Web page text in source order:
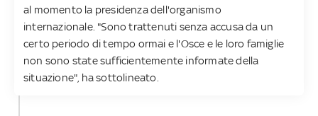
al momento la presidenza dell'organismo
internazionale. "Sono trattenuti senza accusa da un
certo periodo di tempo ormai e l'Osce e le loro famiglie
non sono state sufficientemente informate della
situazione", ha sottolineato.